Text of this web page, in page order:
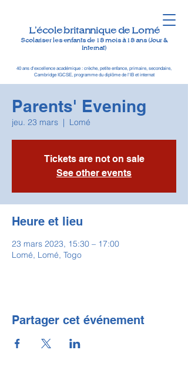
L'école britannique de Lomé
Scolariser les enfants de 18 mois à 18 ans (Jour &
Internat)
40 ans d'excellence académique : crèche, petite enfance, primaire, secondaire,
Cambridge IGCSE, programme du diplôme de l'IB et internat
Parents' Evening
jeu. 23 mars
  |
Lomé
Tickets are not on sale
See other events
Heure et lieu
23 mars 2023, 15:30 – 17:00
Lomé, Lomé, Togo
Partager cet événement